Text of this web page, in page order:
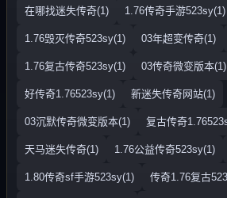
在哪找迷失传奇(1) 1.76传奇手游523sy(1)
1.76毁灭传奇523sy(1) 03年超变传奇(1)
1.76复古传奇523sy(1) 03传奇微变版本(1)
好传奇1.76523sy(1) 新迷失传奇网站(1)
03沉默传奇微变版本(1) 复古传奇
天马迷失传奇(1) 1.76公益传奇523sy(1)
1.80传奇sf手游523sy(1) 传奇1.76复古